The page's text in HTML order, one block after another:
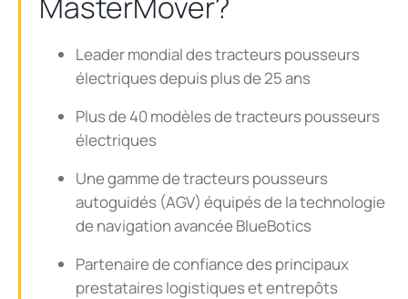
Leader mondial des tracteurs pousseurs
électriques depuis plus de 25 ans
Plus de 40 modèles de tracteurs pousseurs
électriques
Une gamme de tracteurs pousseurs
autoguidés (AGV) équipés de la technologie
de navigation avancéeBlueBotics
Partenaire de confiance des principaux
prestataires logistiques et entrepôts